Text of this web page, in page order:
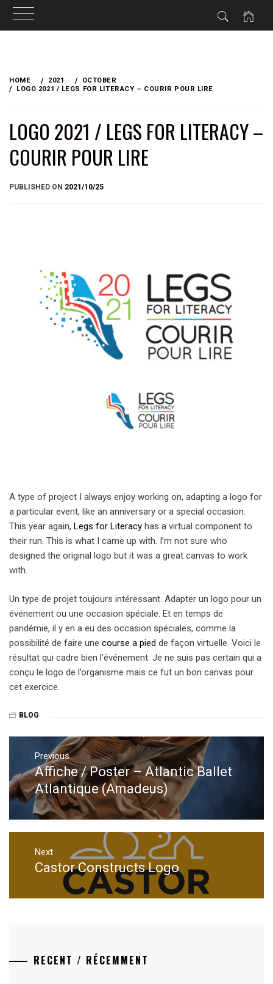
content
HOME 2021
OCTOBER
LOGO 2021 / LEGS FOR LITERACY – COURIR POUR LIRE
LOGO 2021 / LEGS FOR LITERACY –
COURIR POUR LIRE
PUBLISHED ON 2021/10/25
A type of project I always enjoy working on, adapting a logo for
a particular event, like an anniversary or a special occasion.
This year again, Legs for Literacy has a virtual component to
their run. This is what I came up with. I’m not sure who
designed the original logo but it was a great canvas to work
with.
Un type de projet toujours intéressant. Adapter un logo pour un
événement ou une occasion spéciale. Et en temps de
pandémie, il y en a eu des occasion spéciales, comme la
possibilité de faire une course a pied de façon virtuelle. Voici le
résultat qui cadre bien l’événement. Je ne suis pas certain qui a
conçu le logo de l’organisme mais ce fut un bon canvas pour
cet exercice.
BLOG
Post
navigation
Previous
Previous
post:
Affiche / Poster – Atlantic Ballet
Atlantique (Amadeus)
Next
Next
Castor Constructs Logo
RECENT / RÉCEMMENT